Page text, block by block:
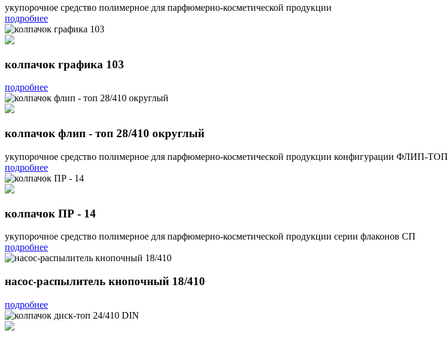
укупорочное средство полимерное для парфюмерно-косметической продукции
подробнее
колпачок графика 103
подробнее
колпачок флип - топ 28/410 округлый
укупорочное средство полимерное для парфюмерно-косметической продукции конфигурации ФЛИП-ТОП
подробнее
колпачок ПР - 14
укупорочное средство полимерное для парфюмерно-косметической продукции серии флаконов СП
подробнее
насос-распылитель кнопочный 18/410
подробнее